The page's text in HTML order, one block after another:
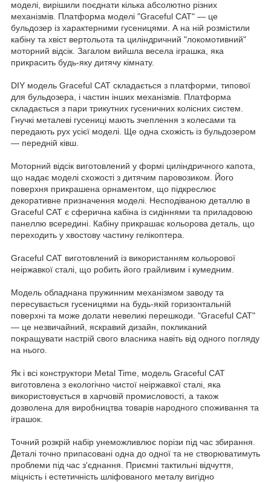
моделі, вирішили поєднати кілька абсолютно різних
механізмів. Платформа моделі "Graceful CAT" — це
бульдозер із характерними гусеницями. А на ній розмістили
кабіну та хвіст вертольота та циліндричний "локомотивний"
моторний відсік. Загалом вийшла весела іграшка, яка
прикрасить будь-яку дитячу кімнату.
DIY модель Graceful CAT складається з платформи, типової
для бульдозера, і частин інших механізмів. Платформа
складається з пари трикутних гусеничних колісних систем.
Гнучкі металеві гусениці мають зчеплення з колесами та
передають рух усієї моделі. Ще одна схожість із бульдозером
— передній ківш.
Моторний відсік виготовлений у формі циліндричного капота,
що надає моделі схожості з дитячим паровозиком. Його
поверхня прикрашена орнаментом, що підкреслює
декоративне призначення моделі. Несподіваною деталлю в
Graceful CAT є сферична кабіна із сидіннями та приладовою
панеллю всередині. Кабіну прикрашає кольорова деталь, що
переходить у хвостову частину гелікоптера.
Graceful CAT виготовлений із використанням кольорової
неіржавкої сталі, що робить його грайливим і кумедним.
Модель обладнана пружинним механізмом заводу та
пересувається гусеницями на будь-якій горизонтальній
поверхні та може долати невеликі перешкоди. "Graceful CAT"
— це незвичайний, яскравий дизайн, покликаний
покращувати настрій свого власника навіть від одного погляду
на нього.
Як і всі конструктори Metal Time, модель Graceful CAT
виготовлена з екологічно чистої неіржавкої сталі, яка
використовується в харчовій промисловості, а також
дозволена для виробництва товарів народного споживання та
іграшок.
Точний розкрій набір унеможливлює порізи під час збирання.
Деталі точно припасовані одна до одної та не створюватимуть
проблеми під час з'єднання. Приємні тактильні відчуття,
міцність і естетичність шліфованого металу вигідно